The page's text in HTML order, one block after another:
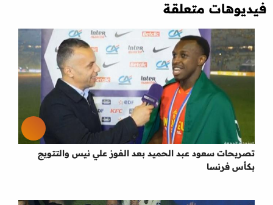
فيديوهات متعلقة
تصريحات سعود عبد الحميد بعد الفوز علي نيس والتتويج
بكأس فرنسا